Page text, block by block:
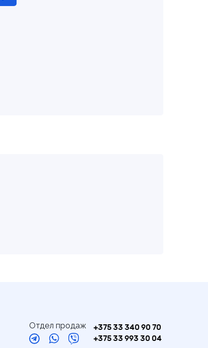
Отдел продаж
+375 33 340 90 70
+375 33 993 30 04